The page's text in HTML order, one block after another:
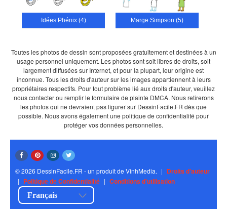
Idées Phénix (4) Marge Simpson (5)
Toutes les photos de dessin sont proposées gratuitement et destinées à un
usage personnel uniquement. Les photos sont soit libres de droits, soit
largement diffusées sur Internet, et pour la plupart, leur origine est
inconnue. Tous les droits d'auteur sur les images appartiennent à leurs
propriétaires respectifs. Pour tout problème lié aux droits d'auteur, veuillez
nous contacter ou remplir le formulaire de plainte DMCA. Nous retirerons
les photos qui ne devraient pas figurer sur DessinFacile.FR dès que
possible. Nous avons également une politique de confidentialité pour
protéger vos données personnelles.
© 2026 DessinFacile.FR - un produit de VinhMedia. | Droits d'auteur
| Politique de Confidentialité | Conditions d'utilisation
Français